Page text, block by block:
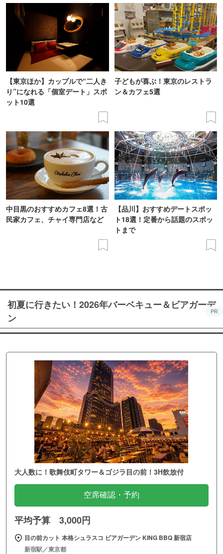
【東京ほか】カップルで“二人き
り”になれる「個室デート」スポ
ット10選
子どもが喜ぶ！東京のレストラ
ン＆カフェ5選
中目黒のおすすめカフェ8選！古
民家カフェ、チャイ専門店など
【品川】おすすめデートスポッ
ト18選！定番から話題のスポッ
トまで
初夏に行きたい！2026年バーベキュー＆ビアガーデ
ン
PR
大人数に！歌舞伎町タワー＆ゴジラ目の前！3H飲放付
空席確認・予約
平均予算 3,000円
目の前カット 本格シュラスコ ビアガーデン KING BBQ 新宿店
新宿駅／東京都